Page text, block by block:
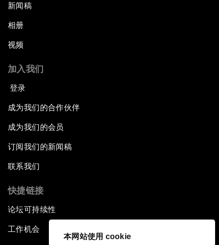
本网站使用 cookie
新闻稿
相册
视频
加入我们
登录
成为我们的合作伙伴
成为我们的会员
订阅我们的新闻稿
联系我们
快捷链接
论坛可持续性
工作机会